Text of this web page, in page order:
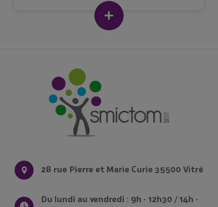
28 rue Pierre et Marie Curie 35500 Vitré
Du lundi au vendredi : 9h - 12h30 / 14h -